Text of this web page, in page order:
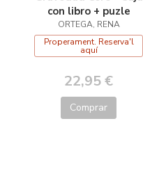
con libro + puzle
ORTEGA, RENA
Properament. Reserva'l
aquí
22,95 €
Comprar